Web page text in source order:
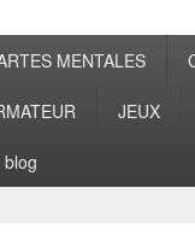
MENTALES
JEUX